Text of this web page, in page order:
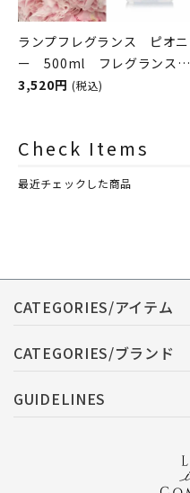
ランプフレグランス ピオニ
ー 500ml フレグランスラ
ンプ用オイル
3,520円 (税込)
Check Items
最近チェックした商品
CATEGORIES/アイテム
CATEGORIES/ブランド
GUIDELINES